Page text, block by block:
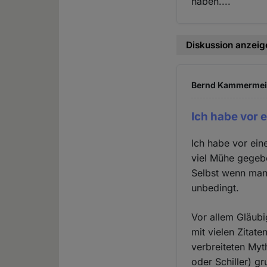
Diskussion
Bernd
Ich habe vor
Ich habe vor
viel Mühe
Selbst wenn
unbedingt.
Vor allem
mit vielen
verbreiteten
oder Schiller)